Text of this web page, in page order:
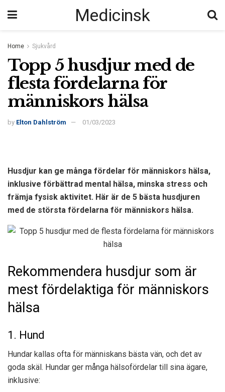
Medicinsk
Home Sjukvård
Topp 5 husdjur med de
flesta fördelarna för
människors hälsa
by Elton Dahlström 01/03/2023
Husdjur kan ge många fördelar för människors hälsa,
inklusive förbättrad mental hälsa, minska stress och
främja fysisk aktivitet. Här är de 5 bästa husdjuren
med de största fördelarna för människors hälsa.
Rekommendera husdjur som är
mest fördelaktiga för människors
hälsa
1. Hund
Hundar kallas ofta för människans bästa vän, och det av
goda skäl. Hundar ger många hälsofördelar till sina ägare,
inklusive: